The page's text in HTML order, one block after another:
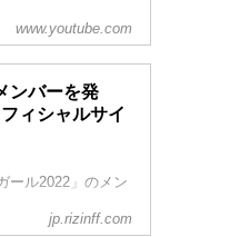
www.youtube.com
ンバーを発
ィシャルサイ
ール2022」のメン
、そして
jp.rizinff.com